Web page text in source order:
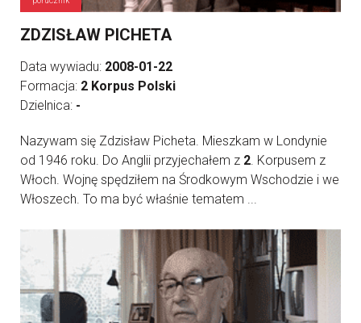
ZDZISŁAW PICHETA
Data wywiadu: 2008-01-22
Formacja: 2 Korpus Polski
Dzielnica: -
Nazywam się Zdzisław Picheta. Mieszkam w Londynie
od 1946 roku. Do Anglii przyjechałem z 2. Korpusem z
Włoch. Wojnę spędziłem na Środkowym Wschodzie i we
Włoszech. To ma być właśnie tematem ...